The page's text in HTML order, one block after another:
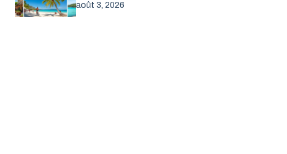
août 3, 2026